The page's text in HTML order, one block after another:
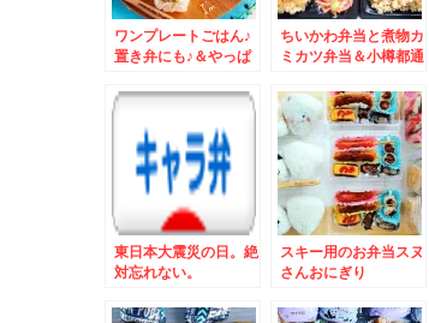
ワンプレートごはん♪
置き弁にも♪＆やっぱ
ーフルーツ札幌店」さ
１３００円( ﾟДﾟ)
ちいかわ弁当と煮物カ
ミカツ弁当＆小樽都通
密着型鮮魚店「夢市
場」さん塩筋子美味し
いし格安(*´艸`*)
東日本大震災の日。絶
対忘れない。
スキー用のお弁当スヌ
さんおにぎり